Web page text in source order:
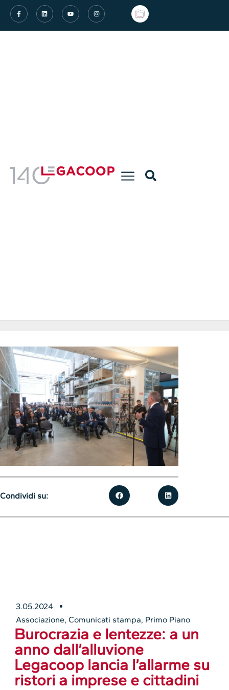
3.05.2024
Associazione,Comunicati stampa, Primo Piano
Burocrazia e lentezze: a un
anno dall’alluvione
Legacoop lancia l’allarme su
ristori a imprese e cittadini
Condividi su: